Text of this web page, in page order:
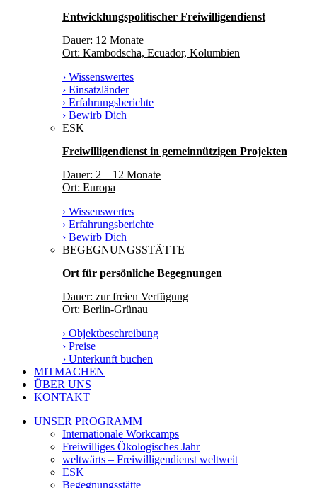
Entwicklungspolitischer Freiwilligendienst
Dauer: 12 Monate
Ort: Kambodscha, Ecuador, Kolumbien
› Wissenswertes
› Einsatzländer
› Erfahrungsberichte
› Bewirb Dich
ESK
Freiwilligendienst in gemeinnützigen Projekten
Dauer: 2 – 12 Monate
Ort: Europa
› Wissenswertes
› Erfahrungsberichte
› Bewirb Dich
BEGEGNUNGSSTÄTTE
Ort für persönliche Begegnungen
Dauer: zur freien Verfügung
Ort: Berlin-Grünau
› Objektbeschreibung
› Preise
› Unterkunft buchen
MITMACHEN
ÜBER UNS
KONTAKT
UNSER PROGRAMM
Internationale Workcamps
Freiwilliges Ökologisches Jahr
weltwärts – Freiwilligendienst weltweit
ESK
Begegnungsstätte